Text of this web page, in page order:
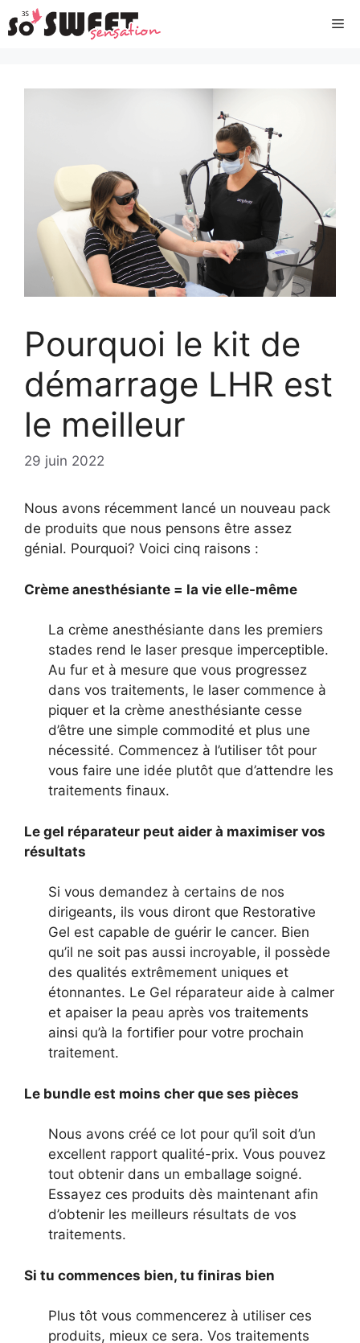
Aller
au
Pourquoi le kit de
démarrage LHR est
le meilleur
29 juin 2022
Nous avons récemment lancé un nouveau pack
de produits que nous pensons être assez
génial. Pourquoi? Voici cinq raisons :
Crème anesthésiante = la vie elle-même
La crème anesthésiante dans les premiers
stades rend le laser presque imperceptible.
Au fur et à mesure que vous progressez
dans vos traitements, le laser commence à
piquer et la crème anesthésiante cesse
d’être une simple commodité et plus une
nécessité. Commencez à l’utiliser tôt pour
vous faire une idée plutôt que d’attendre les
traitements finaux.
Le gel réparateur peut aider à maximiser vos
résultats
Si vous demandez à certains de nos
dirigeants, ils vous diront que Restorative
Gel est capable de guérir le cancer. Bien
qu’il ne soit pas aussi incroyable, il possède
des qualités extrêmement uniques et
étonnantes. Le Gel réparateur aide à calmer
et apaiser la peau après vos traitements
ainsi qu’à la fortifier pour votre prochain
traitement.
Le bundle est moins cher que ses pièces
Nous avons créé ce lot pour qu’il soit d’un
excellent rapport qualité-prix. Vous pouvez
tout obtenir dans un emballage soigné.
Essayez ces produits dès maintenant afin
d’obtenir les meilleurs résultats de vos
traitements.
Si tu commences bien, tu finiras bien
Plus tôt vous commencerez à utiliser ces
produits, mieux ce sera. Vos traitements